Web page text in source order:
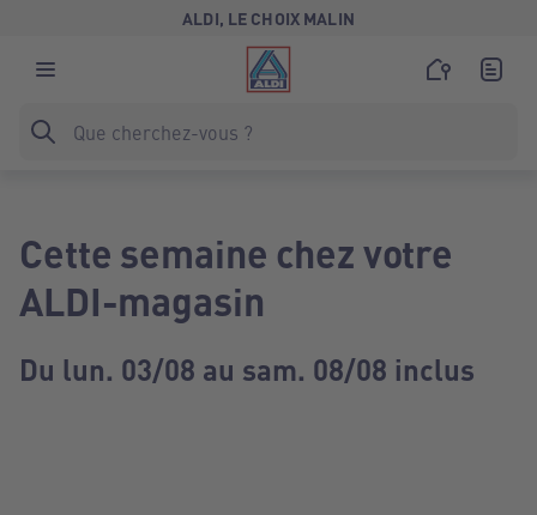
ALDI, LE CHOIX MALIN
Cette semaine chez votre
ALDI-magasin
Du lun. 03/08 au sam. 08/08 inclus